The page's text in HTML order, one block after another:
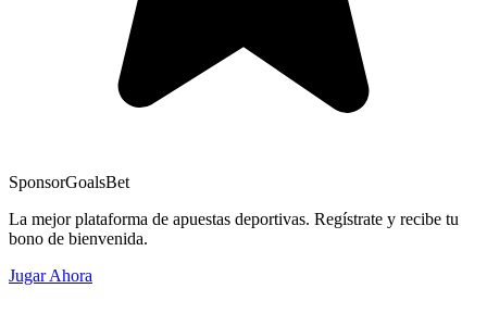
SponsorGoalsBet
La mejor plataforma de apuestas deportivas. Regístrate y recibe tu
bono de bienvenida.
Jugar Ahora